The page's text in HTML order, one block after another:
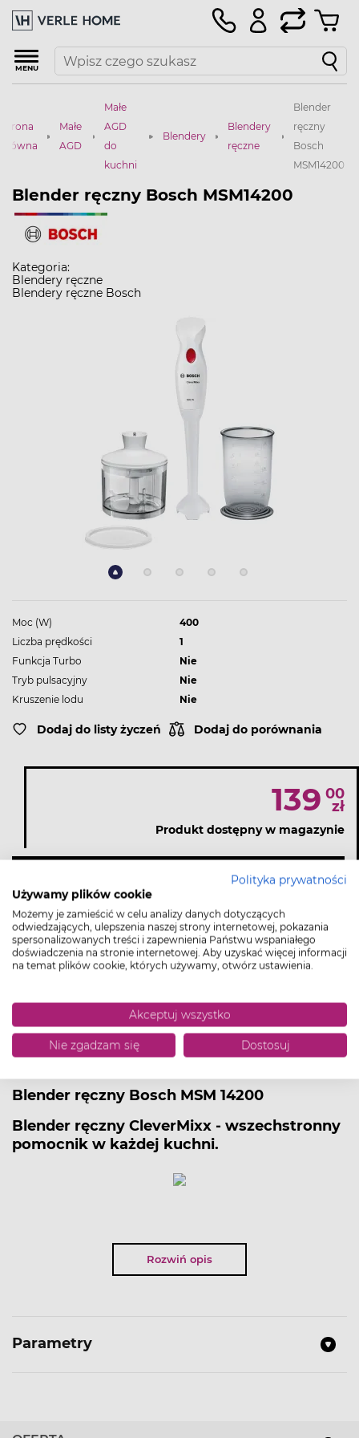
MENU
Strona
główna
Małe
AGD
Małe
AGD
do
kuchni
Blendery
Blendery
ręczne
Blender
ręczny
Bosch
MSM14200
Blender ręczny Bosch MSM14200
Kategoria:
Blendery ręczne
Blendery ręczne Bosch
Moc (W)
400
Liczba prędkości
1
Funkcja Turbo
Nie
Tryb pulsacyjny
Nie
Kruszenie lodu
Nie
Dodaj do listy życzeń Dodaj do porównania
139 00
zł
Produkt dostępny w magazynie
Koszty dostawy od 0.00 zł
Blender ręczny Bosch MSM 14200
Blender ręczny CleverMixx - wszechstronny
pomocnik w każdej kuchni.
: Biały
: 400W
Blender
Rozwiń opis
Parametry
Polityka prywatności
Używamy plików cookie
Możemy je zamieścić w celu analizy danych dotyczących
odwiedzających, ulepszenia naszej strony internetowej, pokazania
spersonalizowanych treści i zapewnienia Państwu wspaniałego
doświadczenia na stronie internetowej. Aby uzyskać więcej informacji
na temat plików cookie, których używamy, otwórz ustawienia.
Akceptuj wszystko
Nie zgadzam się Dostosuj